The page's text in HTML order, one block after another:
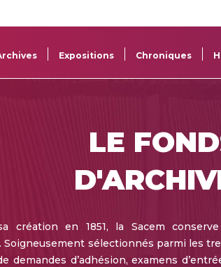
Sacem
projets
Expositions Chroniques
LE
création en 1851, la Sacem
Soigneusement sélectionnés parmi les
demandes d’adhésion, examens